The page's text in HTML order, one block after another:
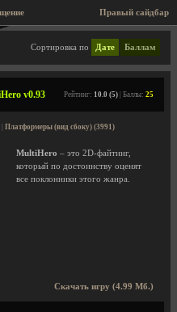
Правый сайдбар
Сортировка по Дате Баллам
v0.93 Рейтинг: 10.0 (5) | Баллы: 25
Платформеры (вид сбоку) (3991)
MultiHero – это 2D-файтинг,
который по достоинству оценят
все поклонники этого жанра.
Скачать игру (4.99 Мб.)